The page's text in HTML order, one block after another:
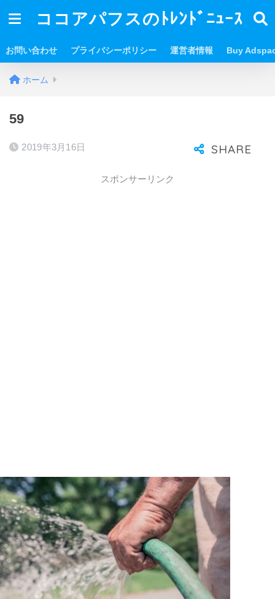
ココアパフスのﾄﾚﾝﾄﾞﾆｭｰｽ
お問い合わせ プライバシーポリシー 運営者情報 Buy
ホーム
59
2019年3月16日
スポンサーリンク